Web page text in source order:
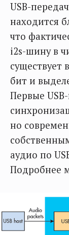
USB-
находится
что
i2s-шину в
существует
бит и
Первые
но
аудио по
Подробнее